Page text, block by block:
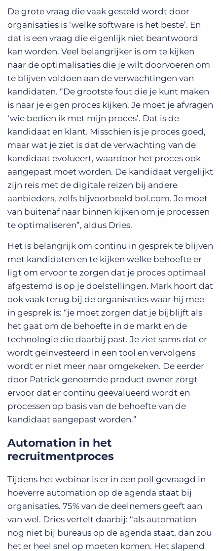
De grote vraag die vaak gesteld wordt door
organisaties is ‘welke software is het beste’. En
dat is een vraag die eigenlijk niet beantwoord
kan worden. Veel belangrijker is om te kijken
naar de optimalisaties die je wilt doorvoeren om
te blijven voldoen aan de verwachtingen van
kandidaten. “De grootste fout die je kunt maken
is naar je eigen proces kijken. Je moet je afvragen
‘wie bedien ik met mijn proces’. Dat is de
kandidaat en klant. Misschien is je proces goed,
maar wat je ziet is dat de verwachting van de
kandidaat evolueert, waardoor het proces ook
aangepast moet worden. De kandidaat vergelijkt
zijn reis met de digitale reizen bij andere
aanbieders, zelfs bijvoorbeeld bol.com. Je moet
van buitenaf naar binnen kijken om je processen
te optimaliseren”, aldus Dries.
Het is belangrijk om continu in gesprek te blijven
met kandidaten en te kijken welke behoefte er
ligt om ervoor te zorgen dat je proces optimaal
afgestemd is op je doelstellingen. Mark hoort dat
ook vaak terug bij de organisaties waar hij mee
in gesprek is: “je moet zorgen dat je bijblijft als
het gaat om de behoefte in de markt en de
technologie die daarbij past. Je ziet soms dat er
wordt geïnvesteerd in een tool en vervolgens
wordt er niet meer naar omgekeken. De eerder
door Patrick genoemde product owner zorgt
ervoor dat er continu geëvalueerd wordt en
processen op basis van de behoefte van de
kandidaat aangepast worden.”
Automation in het
recruitmentproces
Tijdens het webinar is er in een poll gevraagd in
hoeverre automation op de agenda staat bij
organisaties. 75% van de deelnemers geeft aan
van wel. Dries vertelt daarbij: “als automation
nog niet bij bureaus op de agenda staat, dan zou
het er heel snel op moeten komen. Het slapend